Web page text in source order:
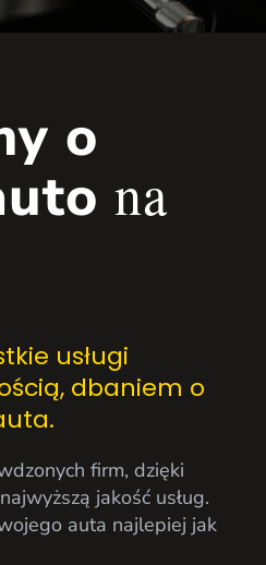
o
na
usługi
dbaniem o
firm, dzięki
jakość usług.
auta najlepiej jak